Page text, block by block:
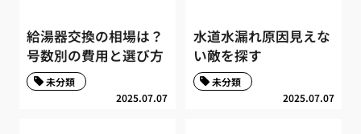
給湯器交換の相場は？
号数別の費用と選び方
2025.07.07
未分類
水道水漏れ原因見えな
い敵を探す
2025.07.07
未分類